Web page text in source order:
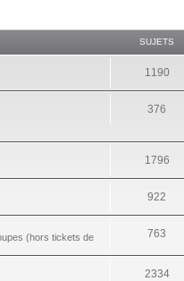
SUJETS
1190
376
1796
922
(hors tickets de
763
2334